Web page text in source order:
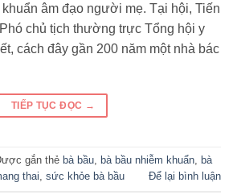
âm đạo người mẹ. Tại hội, Tiến
chủ tịch thường trực Tổng hội y
cách đây gần 200 năm một nhà bác
TIẾP TỤC ĐỌC →
gắn thẻ bà bầu, bà bầu nhiễm khuẩn, bà
thai, sức khỏe bà bầu Để lại bình luận